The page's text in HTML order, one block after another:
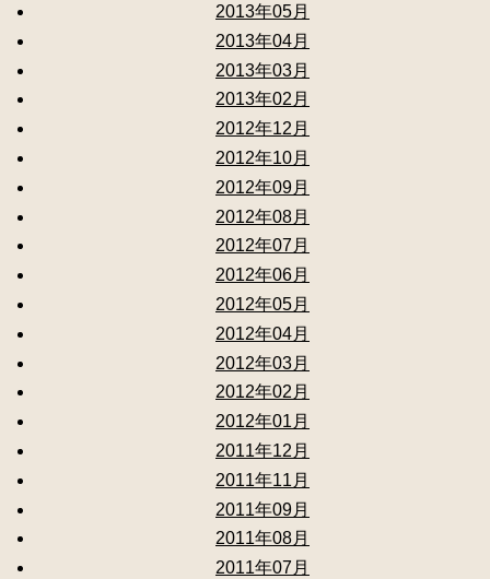
2013年05月
2013年04月
2013年03月
2013年02月
2012年12月
2012年10月
2012年09月
2012年08月
2012年07月
2012年06月
2012年05月
2012年04月
2012年03月
2012年02月
2012年01月
2011年12月
2011年11月
2011年09月
2011年08月
2011年07月